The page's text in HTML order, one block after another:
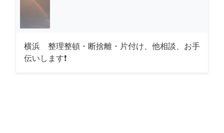
横浜 整理整頓・断捨離・片付け、他相談、お手
伝いします❗